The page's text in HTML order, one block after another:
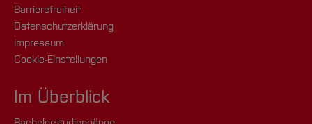
Barrierefreiheit
Datenschutzerklärung
Impressum
Cookie-Einstellungen
Im Überblick